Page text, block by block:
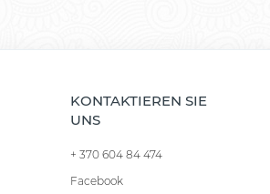
KONTAKTIEREN SIE
UNS
+ 370 604 84 474
Facebook